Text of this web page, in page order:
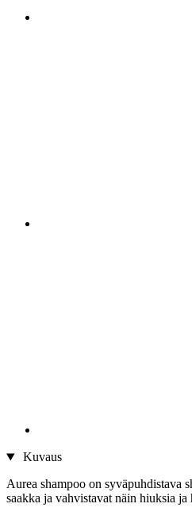
Kuvaus
Aurea shampoo on syväpuhdistava
saakka ja vahvistavat näin hiuksia